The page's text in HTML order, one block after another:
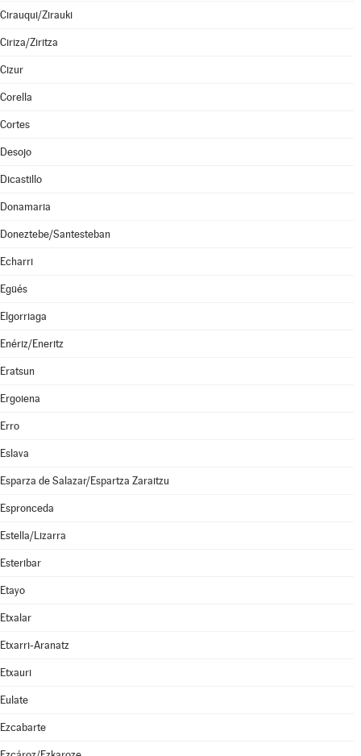
Cirauqui/Zirauki
Ciriza/Ziritza
Cizur
Corella
Cortes
Desojo
Dicastillo
Donamaria
Doneztebe/Santesteban
Echarri
Egüés
Elgorriaga
Enériz/Eneritz
Eratsun
Ergoiena
Erro
Eslava
Esparza de Salazar/Espartza Zaraitzu
Espronceda
Estella/Lizarra
Esteribar
Etayo
Etxalar
Etxarri-Aranatz
Etxauri
Eulate
Ezcabarte